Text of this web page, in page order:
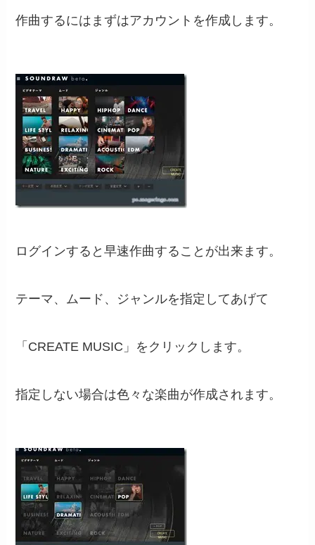
作曲するにはまずはアカウントを作成します。
ログインすると早速作曲することが出来ます。
テーマ、ムード、ジャンルを指定してあげて
「CREATE MUSIC」をクリックします。
指定しない場合は色々な楽曲が作成されます。